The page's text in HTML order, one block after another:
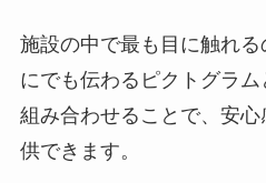
施設の中で最も目に触れ
にでも伝わるピクトグラ
組み合わせることで、安
供できます。